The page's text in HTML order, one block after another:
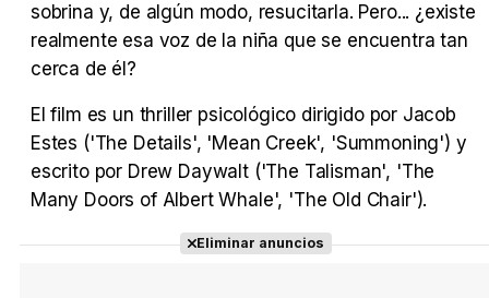
sobrina y, de algún modo, resucitarla. Pero... ¿existe
realmente esa voz de la niña que se encuentra tan
cerca de él?
El film es un thriller psicológico dirigido por Jacob
Estes ('The Details', 'Mean Creek', 'Summoning') y
escrito por Drew Daywalt ('The Talisman', 'The
Many Doors of Albert Whale', 'The Old Chair').
Eliminar anuncios